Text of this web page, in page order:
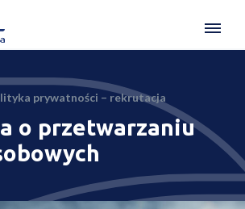
prywatności – rekrutacja
o przetwarzaniu